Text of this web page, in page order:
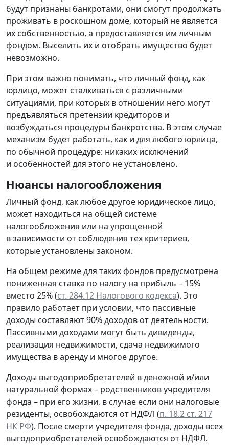
будут признаны банкротами, они смогут продолжать
проживать в роскошном доме, который не является
их собственностью, а предоставляется им личным
фондом. Выселить их и отобрать имущество будет
невозможно.
При этом важно понимать, что личный фонд, как
юрлицо, может сталкиваться с различными
ситуациями, при которых в отношении него могут
предъявляться претензии кредиторов и
возбуждаться процедуры банкротства. В этом случае
механизм будет работать, как и для любого юрлица,
по обычной процедуре: никаких исключений
и особенностей для этого не установлено.
Нюансы налогообложения
Личный фонд, как любое другое юридическое лицо,
может находиться на общей системе
налогообложения или на упрощенной
в зависимости от соблюдения тех критериев,
которые установлены законом.
На общем режиме для таких фондов предусмотрена
пониженная ставка по налогу на прибыль – 15%
вместо 25% (ст. 284.12 Налогового кодекса). Это
правило работает при условии, что пассивные
доходы составляют 90% доходов от деятельности.
Пассивными доходами могут быть дивиденды,
реализация недвижимости, сдача недвижимого
имущества в аренду и многое другое.
Доходы выгодоприобретателей в денежной и/или
натуральной формах – родственников учредителя
фонда – при его жизни, в случае если они налоговые
резиденты, освобождаются от НДФЛ (п. 18.2 ст. 217
НК РФ). После смерти учредителя фонда, доходы всех
выгодоприобретателей освобождаются от НДФЛ.